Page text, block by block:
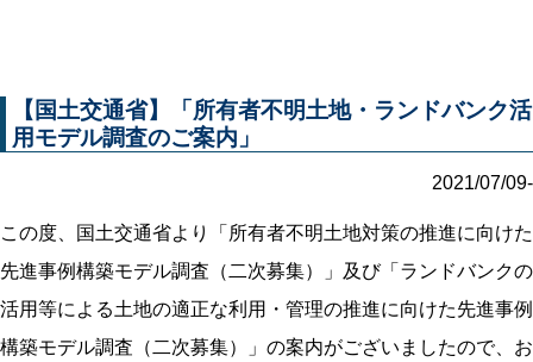
【国土交通省】「所有者不明土地・ランドバンク活
用モデル調査のご案内」
2021/07/09-
この度、国土交通省より「所有者不明土地対策の推進に向けた
先進事例構築モデル調査（二次募集）」及び「ランドバンクの
活用等による土地の適正な利用・管理の推進に向けた先進事例
構築モデル調査（二次募集）」の案内がございましたので、お